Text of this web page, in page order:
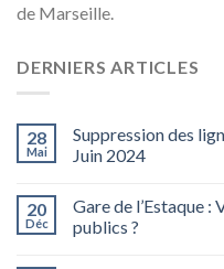
de Marseille.
DERNIERS ARTICLES
28
Mai
Suppression des
Juin 2024
20
Déc
Gare de l’Estaque :
publics ?